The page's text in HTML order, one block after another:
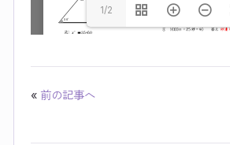
1/2
« 前の記事へ